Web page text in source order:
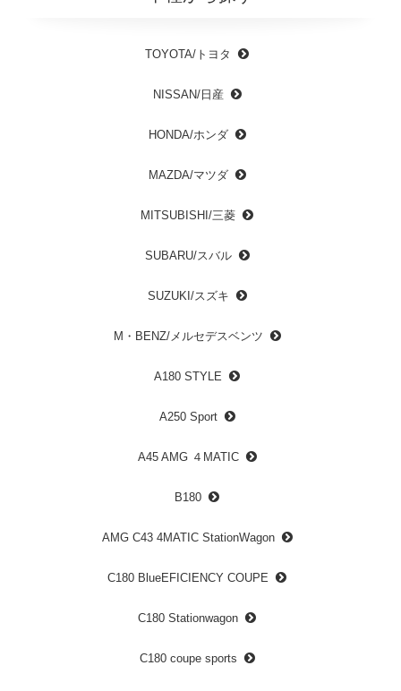
TOYOTA/トヨタ
NISSAN/日産
HONDA/ホンダ
MAZDA/マツダ
MITSUBISHI/三菱
SUBARU/スバル
SUZUKI/スズキ
M・BENZ/メルセデスベンツ
A180 STYLE
A250 Sport
A45 AMG ４MATIC
B180
AMG C43 4MATIC StationWagon
C180 BlueEFICIENCY COUPE
C180 Stationwagon
C180 coupe sports